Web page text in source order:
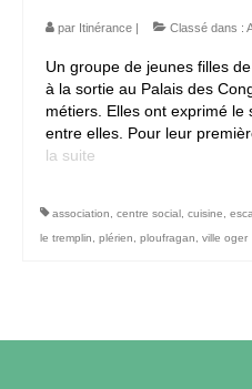
Mieux connaitre les
Espace ressources à
ITINERANCE en vidéos !
Contact
par Itinérance | Classé dans :
Un groupe de jeunes filles
à la sortie au Palais des
métiers. Elles ont exprimé
entre elles. Pour leur
la suite­­
association centre social cuisine
le tremplin
plérien ploufragan ville oger